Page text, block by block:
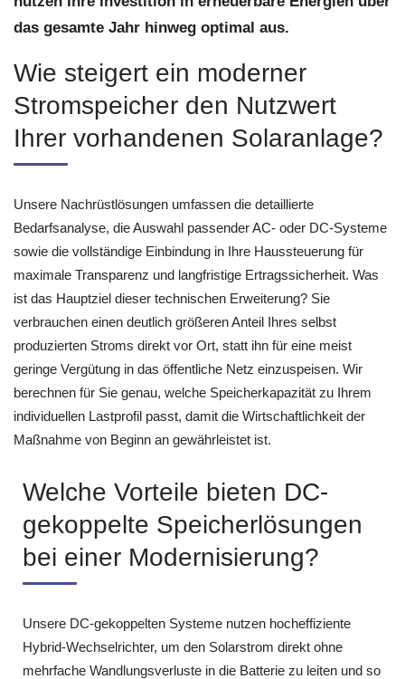
das gesamte Jahr hinweg optimal aus.
Wie steigert ein moderner
Stromspeicher den Nutzwert
Ihrer vorhandenen Solaranlage?
Unsere Nachrüstlösungen umfassen die detaillierte
Bedarfsanalyse, die Auswahl passender AC- oder DC-Systeme
sowie die vollständige Einbindung in Ihre Haussteuerung für
maximale Transparenz und langfristige Ertragssicherheit. Was
ist das Hauptziel dieser technischen Erweiterung? Sie
verbrauchen einen deutlich größeren Anteil Ihres selbst
produzierten Stroms direkt vor Ort, statt ihn für eine meist
geringe Vergütung in das öffentliche Netz einzuspeisen. Wir
berechnen für Sie genau, welche Speicherkapazität zu Ihrem
individuellen Lastprofil passt, damit die Wirtschaftlichkeit der
Maßnahme von Beginn an gewährleistet ist.
Welche Vorteile bieten DC-
gekoppelte Speicherlösungen
bei einer Modernisierung?
Unsere DC-gekoppelten Systeme nutzen hocheffiziente
Hybrid-Wechselrichter, um den Solarstrom direkt ohne
mehrfache Wandlungsverluste in die Batterie zu leiten und so